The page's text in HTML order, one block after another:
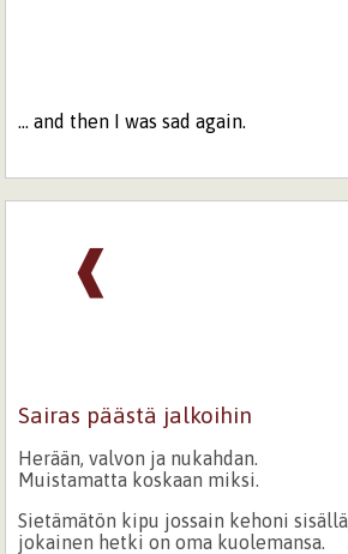
... and then I was sad again.
❰
Sairas päästä jalkoihin
Herään, valvon ja nukahdan.
Muistamatta koskaan miksi.
Sietämätön kipu jossain kehoni sisällä,
jokainen hetki on oma kuolemansa.